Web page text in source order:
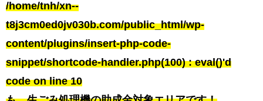
/home/tnh/xn--
t8j3cm0ed0jv030b.com/public_html/wp-
content/plugins/insert-php-code-
snippet/shortcode-handler.php(100) : eval()'d
codeon line10